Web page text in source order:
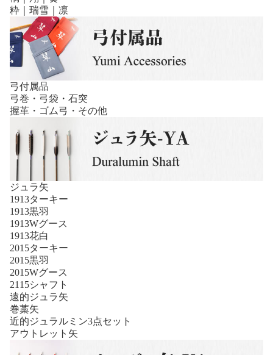
粋｜瑞雪｜凛
弓付属品
弓巻・弓袋・石突
握革・ゴム弓・その他
ジュラ矢
1913ターキー
1913黒羽
1913Wグース
1913花白
2015ターキー
2015黒羽
2015Wグース
2115シャフト
遠的ジュラ矢
巻藁矢
近的ジュラルミン3点セット
アウトレット矢